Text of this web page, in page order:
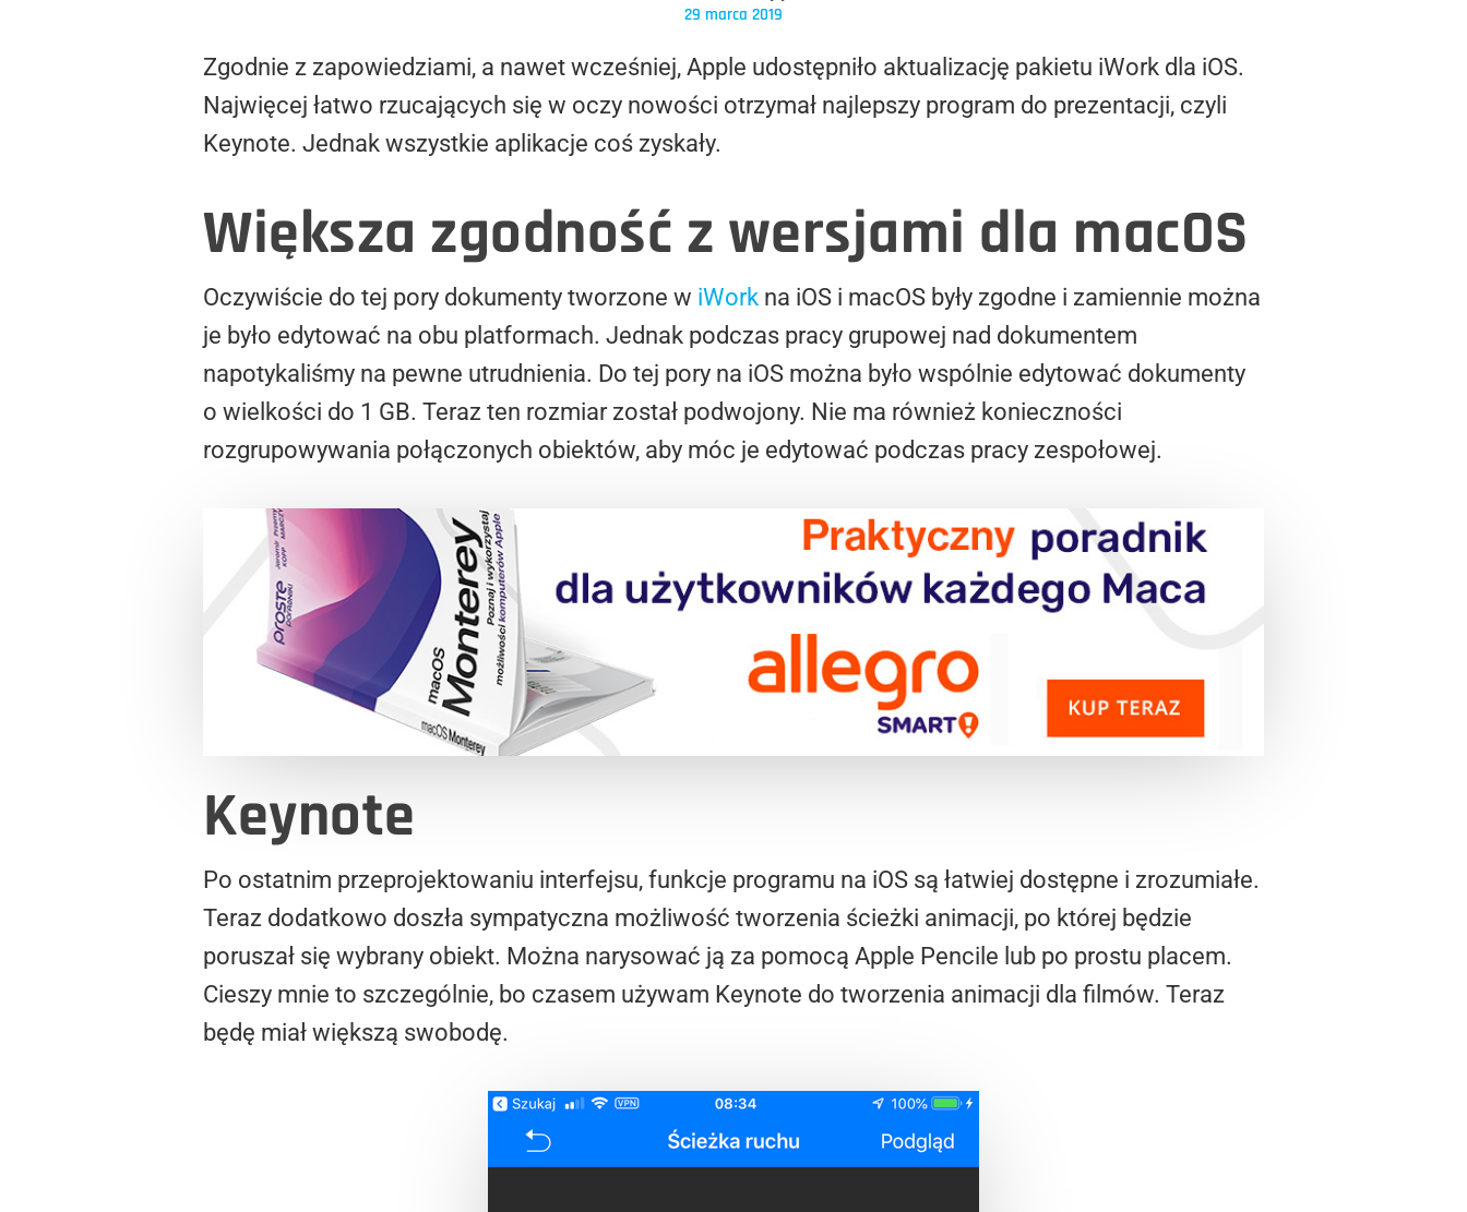
29 marca 2019
Zgodnie z zapowiedziami, a nawet wcześniej, Apple udostępniło aktualizację pakietu iWork dla iOS.
Najwięcej łatwo rzucających się w oczy nowości otrzymał najlepszy program do prezentacji, czyli
Keynote. Jednak wszystkie aplikacje coś zyskały.
Większa zgodność z wersjami dla macOS
Oczywiście do tej pory dokumenty tworzone w iWork na iOS i macOS były zgodne i zamiennie można
je było edytować na obu platformach. Jednak podczas pracy grupowej nad dokumentem
napotykaliśmy na pewne utrudnienia. Do tej pory na iOS można było wspólnie edytować dokumenty
o wielkości do 1 GB. Teraz ten rozmiar został podwojony. Nie ma również konieczności
rozgrupowywania połączonych obiektów, aby móc je edytować podczas pracy zespołowej.
Keynote
Po ostatnim przeprojektowaniu interfejsu, funkcje programu na iOS są łatwiej dostępne i zrozumiałe.
Teraz dodatkowo doszła sympatyczna możliwość tworzenia ścieżki animacji, po której będzie
poruszał się wybrany obiekt. Można narysować ją za pomocą Apple Pencile lub po prostu placem.
Cieszy mnie to szczególnie, bo czasem używam Keynote do tworzenia animacji dla filmów. Teraz
będę miał większą swobodę.